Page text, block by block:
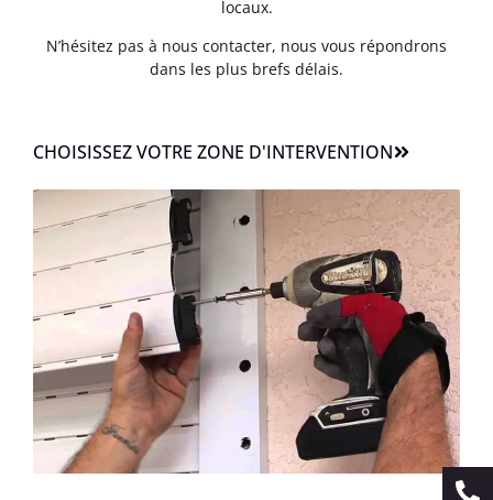
locaux.
N’hésitez pas à nous contacter, nous vous répondrons
dans les plus brefs délais.
CHOISISSEZ VOTRE ZONE D'INTERVENTION